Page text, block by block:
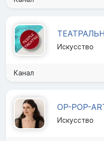
Искусство
Канал
OP-POP-
Искусство